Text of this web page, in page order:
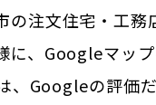
の注文住宅・工
に、Googleマッ
、Googleの評価